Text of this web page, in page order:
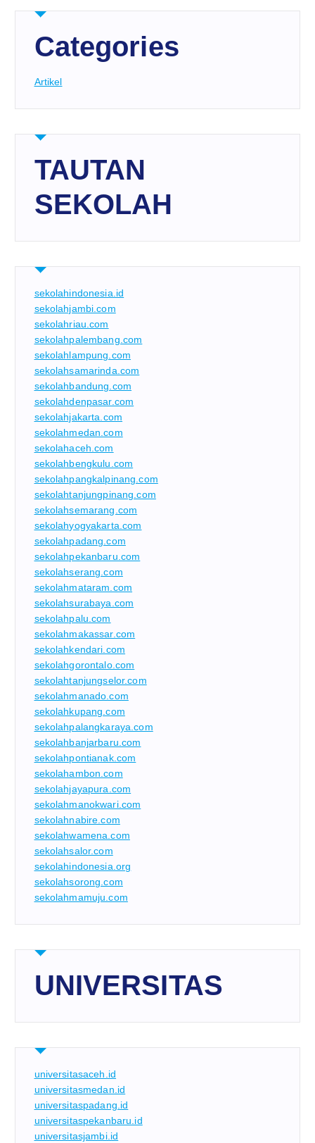
Categories
Artikel
TAUTAN
SEKOLAH
sekolahindonesia.id
sekolahjambi.com
sekolahriau.com
sekolahpalembang.com
sekolahlampung.com
sekolahsamarinda.com
sekolahbandung.com
sekolahdenpasar.com
sekolahjakarta.com
sekolahmedan.com
sekolahaceh.com
sekolahbengkulu.com
sekolahpangkalpinang.com
sekolahtanjungpinang.com
sekolahsemarang.com
sekolahyogyakarta.com
sekolahpadang.com
sekolahpekanbaru.com
sekolahserang.com
sekolahmataram.com
sekolahsurabaya.com
sekolahpalu.com
sekolahmakassar.com
sekolahkendari.com
sekolahgorontalo.com
sekolahtanjungselor.com
sekolahmanado.com
sekolahkupang.com
sekolahpalangkaraya.com
sekolahbanjarbaru.com
sekolahpontianak.com
sekolahambon.com
sekolahjayapura.com
sekolahmanokwari.com
sekolahnabire.com
sekolahwamena.com
sekolahsalor.com
sekolahindonesia.org
sekolahsorong.com
sekolahmamuju.com
UNIVERSITAS
universitasaceh.id
universitasmedan.id
universitaspadang.id
universitaspekanbaru.id
universitasjambi.id